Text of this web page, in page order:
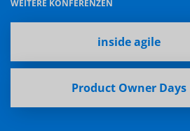
WEITERE KONFERENZEN
inside agile
Product Owner Days